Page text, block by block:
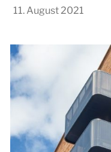
11. August 2021